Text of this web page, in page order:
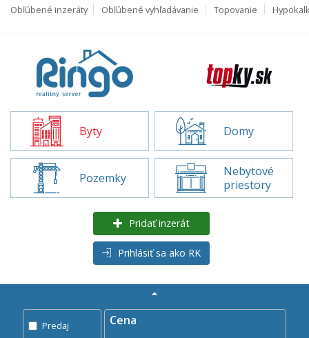
Obľúbené inzeráty Obľúbené vyhľadávanie Topovanie
Byty Domy
Pozemky
Nebytové
priestory
Pridať inzerát
Prihlásiť sa ako RK
Predaj
Cena